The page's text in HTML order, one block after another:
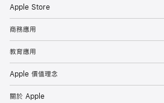
Apple Store
商務應用
教育應用
Apple 價值理念
關於 Apple